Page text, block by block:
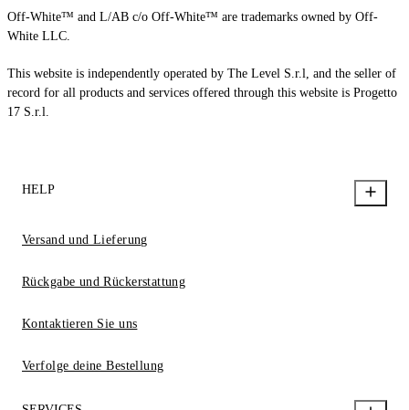
Off-White™ and L/AB c/o Off-White™ are trademarks owned by Off-
White LLC.
This website is independently operated by The Level S.r.l, and the seller of
record for all products and services offered through this website is Progetto
17 S.r.l.
HELP
Versand und Lieferung
Rückgabe und Rückerstattung
Kontaktieren Sie uns
Verfolge deine Bestellung